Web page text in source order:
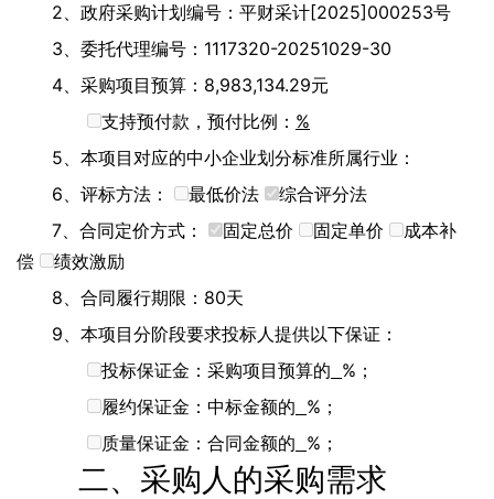
2、政府采购计划编号：平财采计[2025]000253号
3、委托代理编号：1117320-20251029-30
4、采购项目预算：8,983,134.29元
支持预付款，预付比例： %
5、本项目对应的中小企业划分标准所属行业：
6、评标方法：
最低价法
综合评分法
7、合同定价方式：
固定总价 固定单价
成本补
偿
绩效激励
8、合同履行期限：80天
9、本项目分阶段要求投标人提供以下保证：
投标保证金：采购项目预算的 %；
履约保证金：中标金额的 %；
质量保证金：合同金额的 %；
二、采购人的采购需求